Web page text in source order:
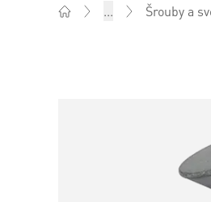
... Šrouby a